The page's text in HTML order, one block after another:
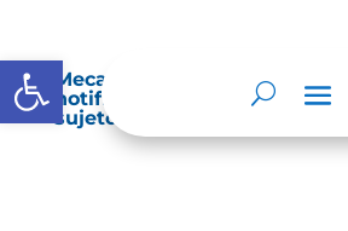
Abrir barra de herramientas
Mecanismos internos de
notificación y vigilancia
sujeto obligado